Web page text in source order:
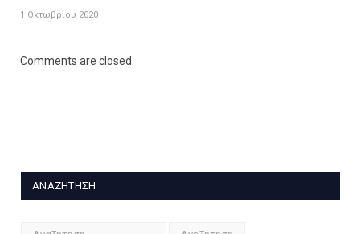
1 Οκτωβρίου 2020
Comments are closed.
ΑΝΑΖΉΤΗΣΗ